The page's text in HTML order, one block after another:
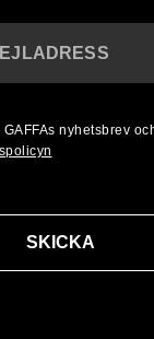
SKICKA
nyhetsbrev